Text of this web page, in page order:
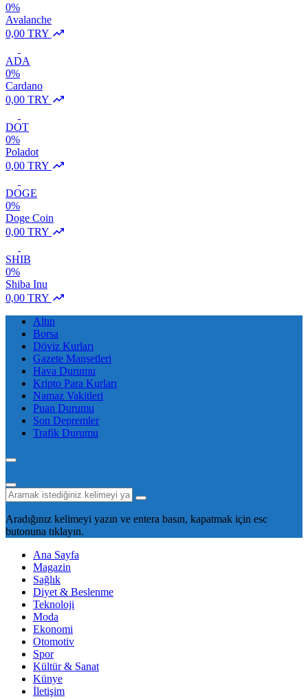
0%
Avalanche
0,00 TRY
ADA
0%
Cardano
0,00 TRY
DOT
0%
Poladot
0,00 TRY
DOGE
0%
Doge Coin
0,00 TRY
SHIB
0%
Shiba Inu
0,00 TRY
Altın
Borsa
Döviz Kurları
Gazete Manşetleri
Hava Durumu
Kripto Para Kurları
Namaz Vakitleri
Puan Durumu
Son Depremler
Trafik Durumu
Aradığınız kelimeyi yazın ve entera basın, kapatmak için esc
butonuna tıklayın.
Ana Sayfa
Magazin
Sağlık
Diyet & Beslenme
Teknoloji
Moda
Ekonomi
Otomotiv
Spor
Kültür & Sanat
Künye
İletişim